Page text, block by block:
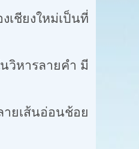
ชียงใหม่เป็นที่
ารลายคำ มี
ส้นอ่อนช้อย